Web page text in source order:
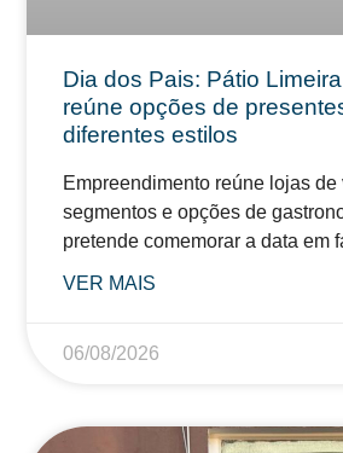
Dia dos Pais: Pátio
reúne opções de
diferentes estilos
Empreendimento reúne lojas de
segmentos e opções de
pretende comemorar a data em
VER MAIS
06/08/2026